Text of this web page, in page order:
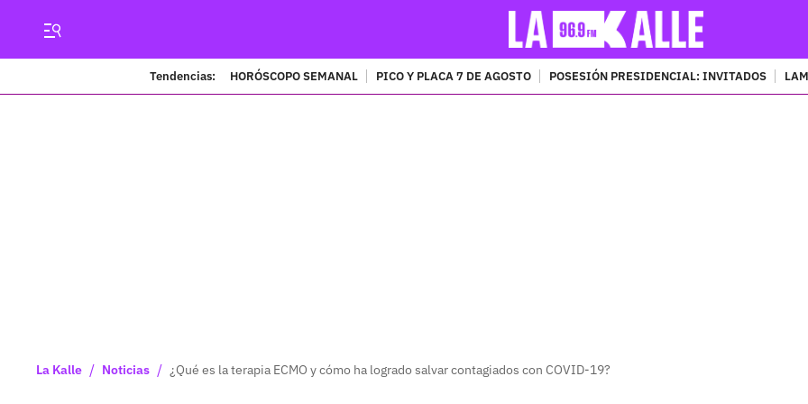
Tendencias: HORÓSCOPO SEMANAL PICO Y PLACA 7 DE AGOSTO POSESIÓN PRESIDENCIAL: INVITADOS
La Kalle / Noticias / ¿Qué es la terapia ECMO y cómo ha logrado salvar contagiados con COVID-19?